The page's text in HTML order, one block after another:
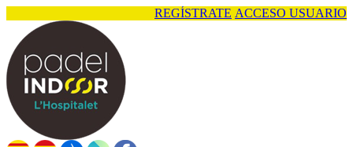
REGÍSTRATE ACCESO USUARIO